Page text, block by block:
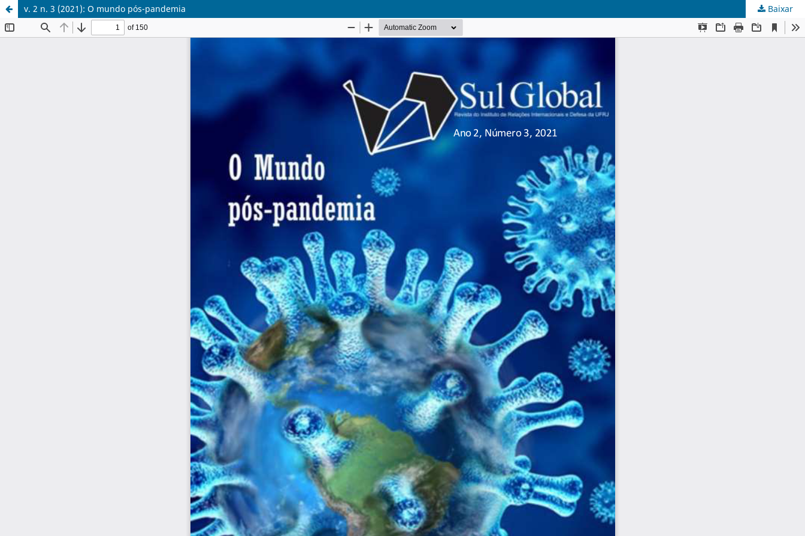
v. 2 n. 3 (2021): O mundo pós-pandemia Baixar